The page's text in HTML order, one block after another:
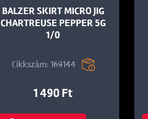
BALZER SKIRT MICRO JIG
CHARTREUSE PEPPER 5G
1/0
Cikkszám: 169144
1 490 Ft